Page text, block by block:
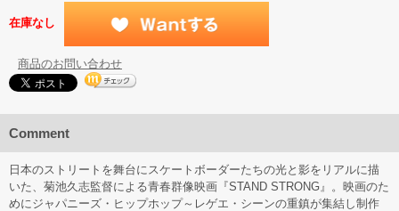
在庫なし
商品のお問い合わせ
Comment
日本のストリートを舞台にスケートボーダーたちの光と影をリアルに描
いた、菊池久志監督による青春群像映画『STAND STRONG』。映画のた
めにジャパニーズ・ヒップホップ～レゲエ・シーンの重鎮が集結し制作